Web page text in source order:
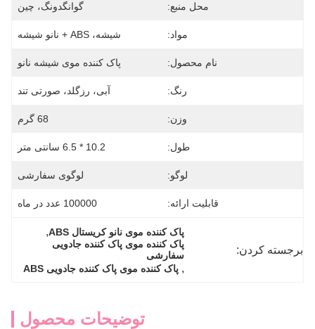
محل منبع: گوانگدونگ، چین
مواد: شیشه، ABS + نانو شیشه
نام محصول: پاک کننده موی شیشه نانو
رنگ: آبی، رزگلد، صورتی تند
وزن: 68 گرم
طول: 10.2 * 6.5 سانتی متر
لوگو: لوگوی سفارشی
قابلیت ارائه: 100000 عدد در ماه
برجسته کردن:
پاک کننده موی نانو کریستال ABS ,
سفارشی
, پاک کننده موی پاک کننده جادویی ABS
توضیحات محصول